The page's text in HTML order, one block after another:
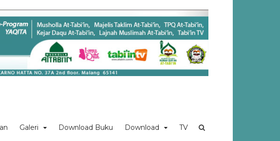
Galeri Download Buku Download TV